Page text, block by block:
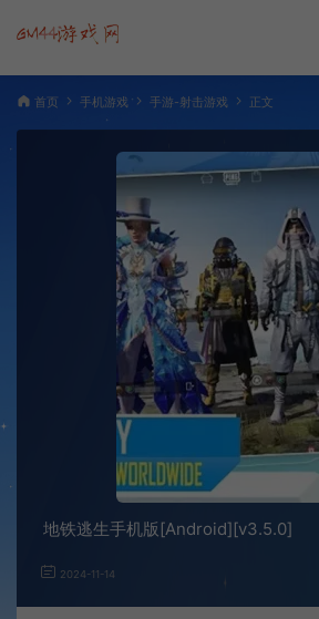
首页 手机游戏 手游-射击游戏 正文
地铁逃生手机版[Android][v3.5.0]
2024-11-14